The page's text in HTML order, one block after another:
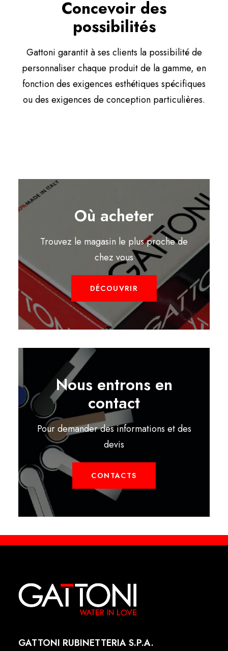
Concevoir des
possibilités
Gattoni garantit à ses clients la possibilité de
personnaliser chaque produit de la gamme, en
fonction des exigences esthétiques spécifiques
ou des exigences de conception particulières.
Où acheter
Trouvez le magasin le plus proche de
chez vous
DÉCOUVRIR
Nous entrons en
contact
Pour demander des informations et des
devis
CONTACTS
GATTONI RUBINETTERIA S.P.A.